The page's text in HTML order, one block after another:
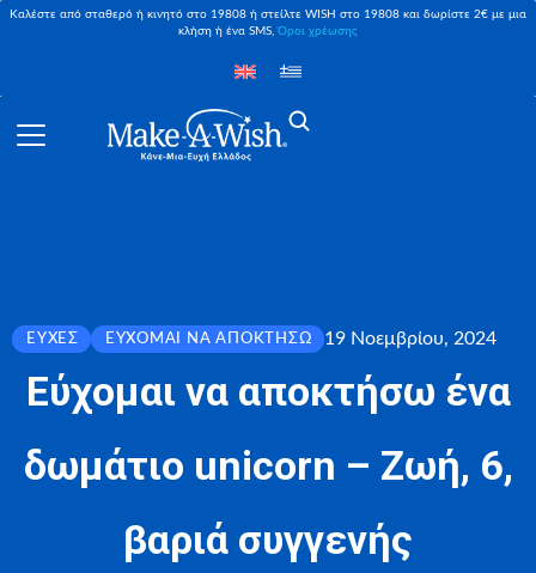
Καλέστε από σταθερό ή κινητό στο 19808 ή στείλτε WISH στο 19808 και δωρίστε 2€ με μια
κλήση ή ένα SMS,Όροι χρέωσης
ΕΥΧΈΣ ΕΎΧΟΜΑΙ ΝΑ ΑΠΟΚΤΉΣΩ 19 Νοεμβρίου, 2024
Εύχομαι να αποκτήσω ένα
δωμάτιο unicorn – Ζωή, 6,
βαριά συγγενής